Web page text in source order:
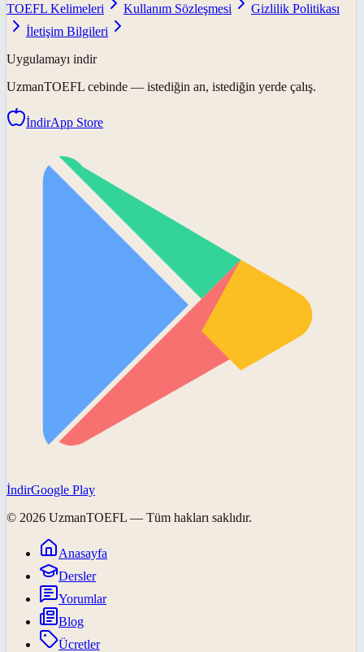
TOEFL Kelimeleri
Kullanım Sözleşmesi
Gizlilik Politikası
İletişim Bilgileri
Uygulamayı indir
UzmanTOEFL cebinde — istediğin an, istediğin yerde çalış.
İndirApp Store
İndirGoogle Play
© 2026 UzmanTOEFL — Tüm hakları saklıdır.
Anasayfa
Dersler
Yorumlar
Blog
Ücretler